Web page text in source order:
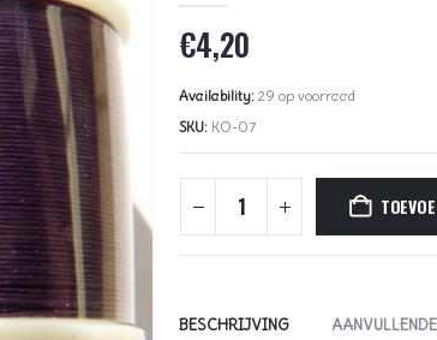
€4,20
Availability: 29 op voorraad
SKU: KO-07
BESCHRIJVING